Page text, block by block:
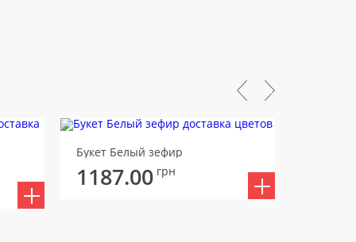
Букет Белый зефир
1187.00 грн